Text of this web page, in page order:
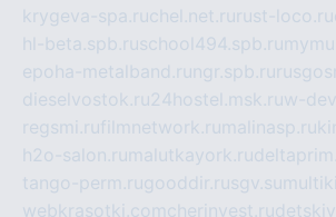
krygeva-spa.ruchel.net.ru rust-loco.ru
hl-beta.spb.ruschool494.spb.ru
epoha-metalband.ru ngr.spb.ru
dieselvostok.ru24hostel.msk.ruw-
regsmi.rufilmnetwork.ru malinasp.ru
h2o-salon.ru malutkayork.ru
tango-perm.rugooddir.rusgv.su
webkrasotki.comcherinvest.ru